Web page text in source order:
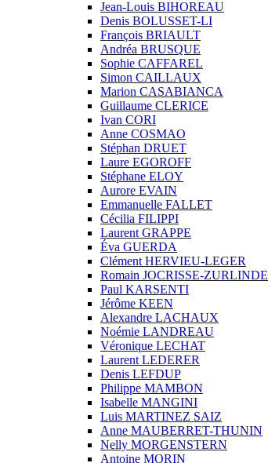
Jean-Louis BIHOREAU
Denis BOLUSSET-LI
François BRIAULT
Andréa BRUSQUE
Sophie CAFFAREL
Simon CAILLAUX
Marion CASABIANCA
Guillaume CLERICE
Ivan CORI
Anne COSMAO
Stéphan DRUET
Laure EGOROFF
Stéphane ELOY
Aurore EVAIN
Emmanuelle FALLET
Cécilia FILIPPI
Laurent GRAPPE
Éva GUERDA
Clément HERVIEU-LEGER
Romain JOCRISSE-
Paul KARSENTI
Jérôme KEEN
Alexandre LACHAUX
Noémie LANDREAU
Véronique LECHAT
Laurent LEDERER
Denis LEFDUP
Philippe MAMBON
Isabelle MANGINI
Luis MARTINEZ SAIZ
Anne MAUBERRET-THUNIN
Nelly MORGENSTERN
Antoine MORIN